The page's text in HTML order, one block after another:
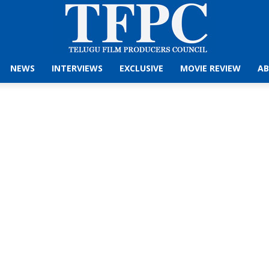
NEWS INTERVIEWS EXCLUSIVE MOVIE REVIEW